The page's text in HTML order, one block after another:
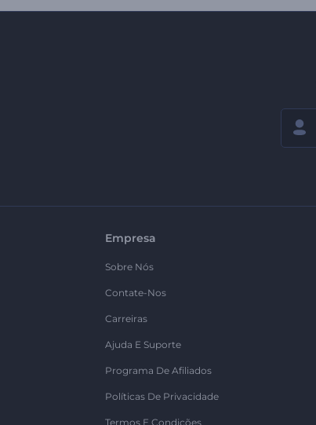
Empresa
Sobre Nós
Contate-Nos
Carreiras
Ajuda E Suporte
Programa De Afiliados
Políticas De Privacidade
Termos E Condições